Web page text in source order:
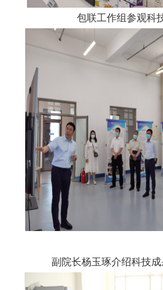
包联工作组参观科
副院长杨玉琢介绍科技